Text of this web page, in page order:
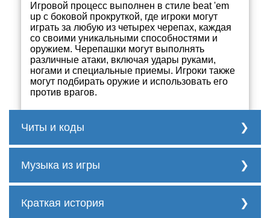
Игровой процесс выполнен в стиле beat 'em
up с боковой прокруткой, где игроки могут
играть за любую из четырех черепах, каждая
со своими уникальными способностями и
оружием. Черепашки могут выполнять
различные атаки, включая удары руками,
ногами и специальные приемы. Игроки также
могут подбирать оружие и использовать его
против врагов.
Читы и коды
несколько:
Дополнительные жизни: Чтобы
введите следующий код на титульном
Музыка из игры
Краткая история